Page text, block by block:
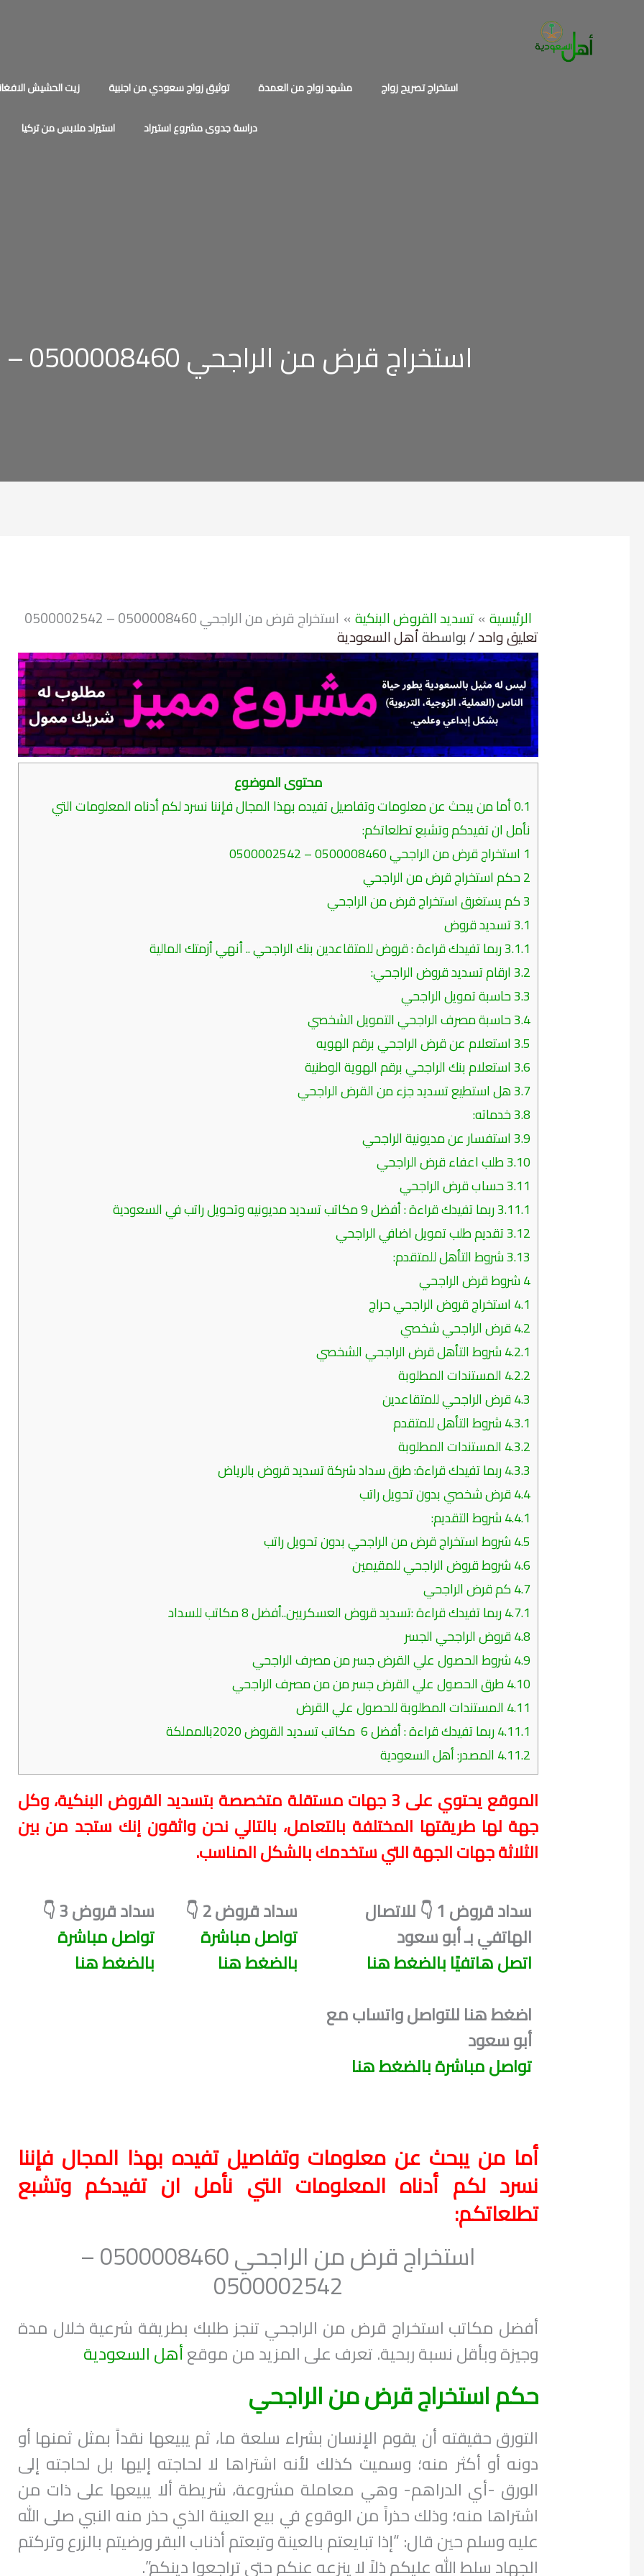
استخراج تصريح زواج مشهد زواج من العمدة توثيق زواج سعودي من اجنبية زيت الحشيش
دراسة جدوى مشروع استيراد استيراد ملابس من تركيا
استخراج قرض من الراجحي 0500008460 – 0500002542
الرئيسية تسديد القروض البنكية استخراج قرض من الراجحي 0500008460 – 0500002542
تعليق واحد/ بواسطةأهل السعودية
محتوى الموضوع
0.1أما من يبحث عن معلومات وتفاصيل تفيده بهذا المجال فإننا نسرد لكم أدناه المعلومات التي
نأمل ان تفيدكم وتشبع تطلعاتكم:
1 استخراج قرض من الراجحي 0500008460 – 0500002542
2حكم استخراج قرض من الراجحي
3كم يستغرق استخراج قرض من الراجحي
3.1تسديد قروض
3.1.1ربما تفيدك قراءة : قروض للمتقاعدين بنك الراجحي .. أنهي أزمتك المالية
3.2ارقام تسديد قروض الراجحي:
3.3حاسبة تمويل الراجحي
3.4حاسبة مصرف الراجحي التمويل الشخصي
3.5استعلام عن قرض الراجحي برقم الهويه
3.6استعلام بنك الراجحي برقم الهوية الوطنية
3.7هل استطيع تسديد جزء من القرض الراجحي
3.8خدماته:
3.9استفسار عن مديونية الراجحي
3.10طلب اعفاء قرض الراجحي
3.11حساب قرض الراجحي
3.11.1ربما تفيدك قراءة : أفضل 9 مكاتب تسديد مديونيه وتحويل راتب في السعودية
3.12تقديم طلب تمويل اضافي الراجحي
3.13شروط التأهل للمتقدم:
4شروط قرض الراجحي
4.1استخراج قروض الراجحي حراج
4.2قرض الراجحي شخصي
4.2.1شروط التأهل قرض الراجحي الشخصي
4.2.2المستندات المطلوبة
4.3قرض الراجحي للمتقاعدين
4.3.1شروط التأهل للمتقدم
4.3.2المستندات المطلوبة
4.3.3ربما تفيدك قراءة: طرق سداد شركة تسديد قروض بالرياض
4.4قرض شخصي بدون تحويل راتب
4.4.1شروط التقديم:
4.5شروط استخراج قرض من الراجحي بدون تحويل راتب
4.6شروط قروض الراجحي للمقيمين
4.7كم قرض الراجحي
4.7.1ربما تفيدك قراءة :تسديد قروض العسكريين..أفضل 8 مكاتب للسداد
4.8قروض الراجحي الجسر
4.9شروط الحصول علي القرض جسر من مصرف الراجحي
4.10طرق الحصول علي القرض جسر من من مصرف الراجحي
4.11المستندات المطلوبة للحصول علي القرض
4.11.1ربما تفيدك قراءة : أفضل 6 مكاتب تسديد القروض 2020بالمملكة
4.11.2المصدر: أهل السعودية
الموقع يحتوي على 3 جهات مستقلة متخصصة بتسديد القروض البنكية، وكل
جهة لها طريقتها المختلفة بالتعامل، بالتالي نحن واثقون إنك ستجد من بين
الثلاثة جهات الجهة التي ستخدمك بالشكل المناسب.
سداد قروض 1 👇 للاتصال
الهاتفي بـ أبو سعود
اتصل هاتفيًا بالضغط هنا
اضغط هنا للتواصل واتساب مع
أبو سعود
تواصل مباشرة بالضغط هنا
سداد قروض 2 👇
تواصل مباشرة
بالضغط هنا
سداد قروض 3 👇
تواصل مباشرة
بالضغط هنا
أما من يبحث عن معلومات وتفاصيل تفيده بهذا المجال فإننا
نسرد لكم أدناه المعلومات التي نأمل ان تفيدكم وتشبع
تطلعاتكم:
استخراج قرض من الراجحي 0500008460 –
0500002542
أفضل مكاتب استخراج قرض من الراجحي تنجز طلبك بطريقة شرعية خلال مدة
وجيزة وبأقل نسبة ربحية. تعرف على المزيد من موقعأهل السعودية
حكم استخراج قرض من الراجحي
التورق حقيقته أن يقوم الإنسان بشراء سلعة ما، ثم يبيعها نقداً بمثل ثمنها أو
دونه أو أكثر منه؛ وسميت كذلك لأنه اشتراها لا لحاجته إليها بل لحاجته إلى
الورق -أي الدراهم- وهي معاملة مشروعة، شريطة ألا يبيعها على ذات من
اشتراها منه؛ وذلك حذراً من الوقوع في بيع العينة الذي حذر منه النبي صلى الله
عليه وسلم حين قال: “إذا تبايعتم بالعينة وتبعتم أذناب البقر ورضيتم بالزرع وتركتم
الجهاد سلط الله عليكم ذلاً لا ينزعه عنكم حتى تراجعوا دينكم”.